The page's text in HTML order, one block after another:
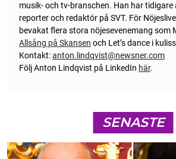
musik- och tv-branschen. Han har
reporter och redaktör på SVT. För
bevakat flera stora nöjesevenemang som
Allsång på Skansen och Let’s dance i
Kontakt:anton.lindqvist@newsner.com
Följ Anton Lindqvist på LinkedIn här.
SENASTE